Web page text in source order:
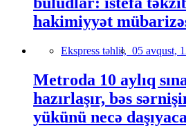
hakimiyyət
Ekspress təhlil, 05 avqust,
Metroda 10 aylıq
hazırlaşır, bəs
yükünü necə